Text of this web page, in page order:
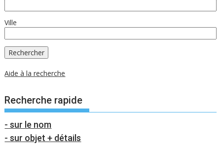
Ville
Aide à la recherche
Recherche rapide
- sur le nom
- sur objet + détails